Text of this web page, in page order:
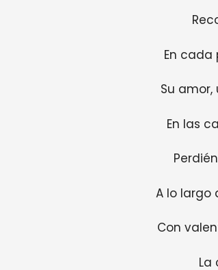
En
Su
En las
A lo largo
Con
La